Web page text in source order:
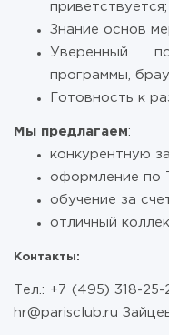
приветствуется;
Знание основ
Уверенный
программы,
Готовность к
Мы предлагаем:
конкурентную
оформление по
обучение за
отличный
Контакты:
Тел.: +7 (495) 318-
hr@parisclub.ru